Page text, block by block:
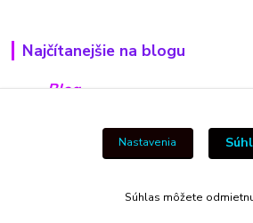
Najčítanejšie na blogu
Blog
Nastavenia
Súhlas môžete